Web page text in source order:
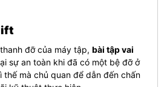
đỡ của máy tập, bài tập vai
sự an toàn khi đã có một bệ đỡ ở
mà chủ quan để dẫn đến chấn